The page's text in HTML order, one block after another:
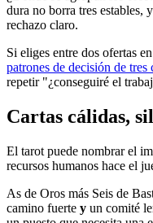
dura no borra tres estables,
rechazo claro.
Si eliges entre dos ofertas
patrones de decisión de tres
repetir "¿conseguiré el
Cartas cálidas,
El tarot puede nombrar el
recursos humanos hace el
As de Oros más Seis de
camino fuerte y un comité